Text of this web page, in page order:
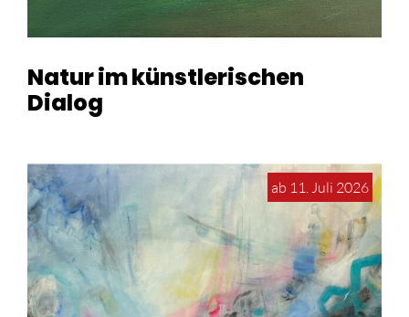
Natur im künstlerischen
Dialog
ab 11. Juli 2026